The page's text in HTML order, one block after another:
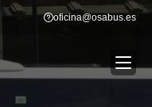
oficina@osabus.es